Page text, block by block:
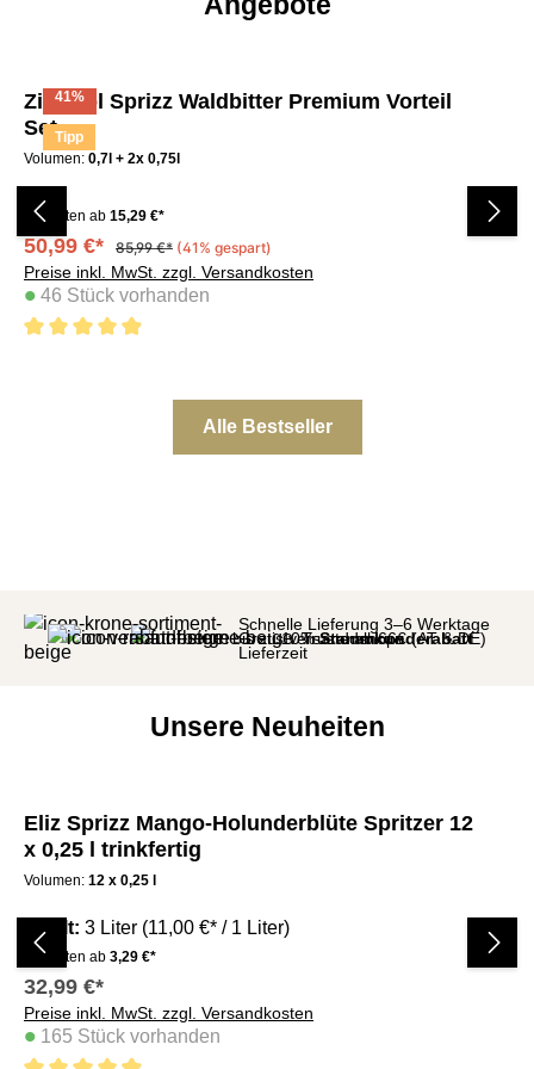
41%
Tipp
Zirberol Sprizz Waldbitter Premium Vorteil
Set
Volumen: 0,7l + 2x 0,75l
Varianten ab 15,29 €*
50,99 €* 85,99 €* (41% gespart)
Preise inkl. MwSt. zzgl. Versandkosten
• 46 Stück vorhanden
Alle Bestseller
Trustedshops
Schnelle Lieferung 3–6 Werktage
Lieferzeit
bis zu 10%Stammkunderabatt
Gratis versand ab 66€ (AT & DE)
Unsere Neuheiten
Eliz Sprizz Mango-Holunderblüte Spritzer 12
x 0,25 l trinkfertig
Volumen: 12 x 0,25 l
Inhalt: 3 Liter (11,00 €* / 1 Liter)
Varianten ab 3,29 €*
32,99 €*
Preise inkl. MwSt. zzgl. Versandkosten
• 165 Stück vorhanden